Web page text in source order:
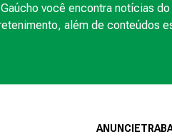
você encontra notícias
além de conteúdos
ANUNCIE